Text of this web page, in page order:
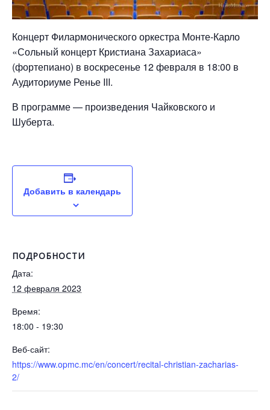
Концерт Филармонического оркестра Монте-Карло
«Сольный концерт Кристиана Захариаса»
(фортепиано) в воскресенье 12 февраля в 18:00 в
Аудиториуме Ренье III.
В программе — произведения Чайковского и
Шуберта.
Добавить в календарь
ПОДРОБНОСТИ
Дата:
12 февраля 2023
Время:
18:00 - 19:30
Веб-сайт:
https://www.opmc.mc/en/concert/recital-christian-zacharias-
2/